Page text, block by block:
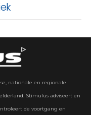
nationale en regionale
Stimulus adviseert en
de voortgang en